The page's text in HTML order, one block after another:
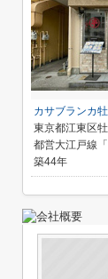
カサブランカ
東京都江東区
都営大江戸線
築44年